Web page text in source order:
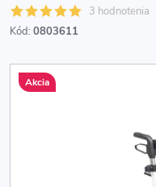
3 hodnotenia
Kód: 0803611
Akcia